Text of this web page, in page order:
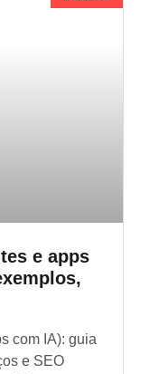
e apps
com IA): guia
e SEO